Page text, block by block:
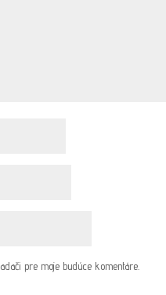
pre moje budúce komentáre.